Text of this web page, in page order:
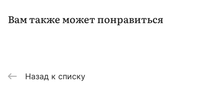
Вам также может понравиться
Назад к списку